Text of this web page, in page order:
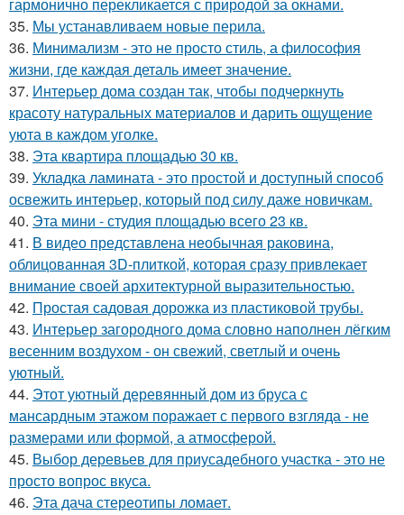
35. Мы устанавливаем новые перила.
36. Минимализм - это не просто стиль, а философия
жизни, где каждая деталь имеет значение.
37. Интерьер дома создан так, чтобы подчеркнуть
красоту натуральных материалов и дарить ощущение
уюта в каждом уголке.
38. Эта квартира площадью 30 кв.
39. Укладка ламината - это простой и доступный способ
освежить интерьер, который под силу даже новичкам.
40. Эта мини - студия площадью всего 23 кв.
41. В видео представлена необычная раковина,
облицованная 3D-плиткой, которая сразу привлекает
внимание своей архитектурной выразительностью.
42. Простая садовая дорожка из пластиковой трубы.
43. Интерьер загородного дома словно наполнен лёгким
весенним воздухом - он свежий, светлый и очень
уютный.
44. Этот уютный деревянный дом из бруса с
мансардным этажом поражает с первого взгляда - не
размерами или формой, а атмосферой.
45. Выбор деревьев для приусадебного участка - это не
просто вопрос вкуса.
46. Эта дача стереотипы ломает.